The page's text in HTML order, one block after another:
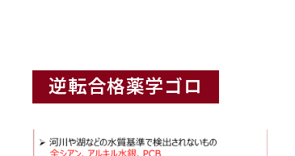
逆転合格薬学ゴロ